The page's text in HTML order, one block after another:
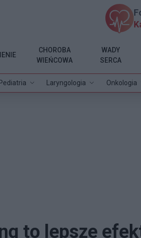
Pediatria Laryngologia Onkologia
CHOROBA
WIEŃCOWA
WADY
SERCA
to lepsze